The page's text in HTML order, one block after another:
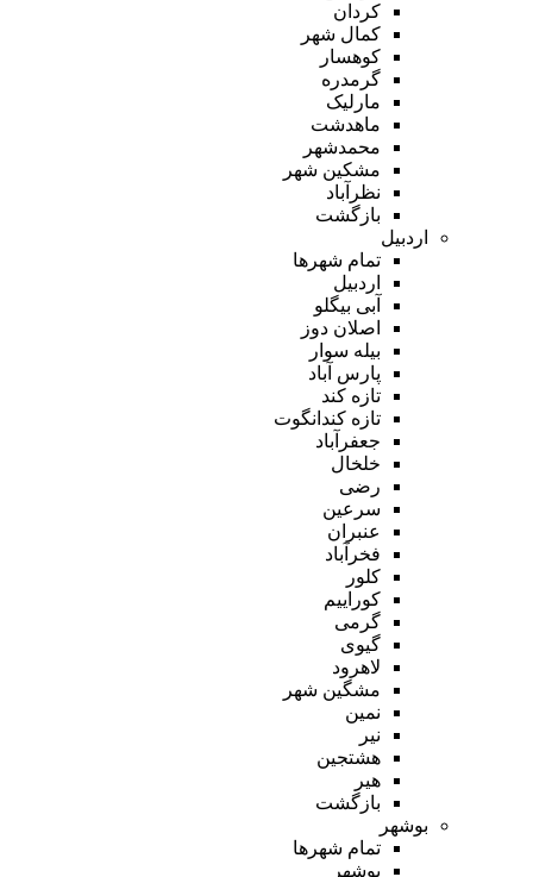
کردان
کمال شهر
کوهسار
گرمدره
مارلیک
ماهدشت
محمدشهر
مشکین شهر
نظرآباد
بازگشت
اردبیل
تمام شهر‌ها
اردبیل
آبی بیگلو
اصلان دوز
بیله سوار
پارس آباد
تازه کند
تازه کندانگوت
جعفرآباد
خلخال
رضی
سرعین
عنبران
فخرآباد
کلور
کوراییم
گرمی
گیوی
لاهرود
مشگین شهر
نمین
نیر
هشتجین
هیر
بازگشت
بوشهر
تمام شهر‌ها
بوشهر